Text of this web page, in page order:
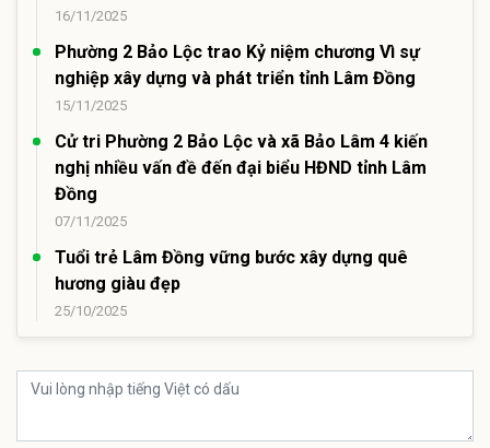
16/11/2025
Phường 2 Bảo Lộc trao Kỷ niệm chương Vì sự
nghiệp xây dựng và phát triển tỉnh Lâm Đồng
15/11/2025
Cử tri Phường 2 Bảo Lộc và xã Bảo Lâm 4 kiến
nghị nhiều vấn đề đến đại biểu HĐND tỉnh Lâm
Đồng
07/11/2025
Tuổi trẻ Lâm Đồng vững bước xây dựng quê
hương giàu đẹp
25/10/2025